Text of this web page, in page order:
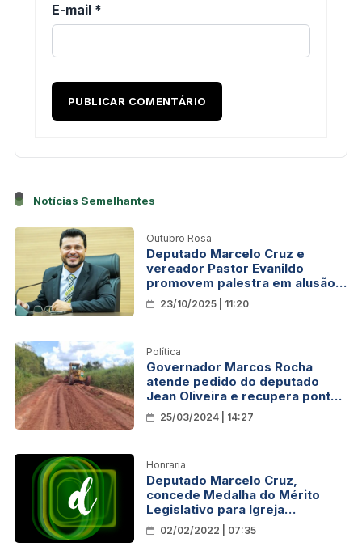
E-mail *
Notícias Semelhantes
Outubro Rosa
Deputado Marcelo Cruz e
vereador Pastor Evanildo
promovem palestra em alusão
ao Outubro Rosa
23/10/2025 | 11:20
Política
Governador Marcos Rocha
atende pedido do deputado
Jean Oliveira e recupera pontos
críticos da Linha 208 na região
da Zona da Mata
25/03/2024 | 14:27
Honraria
Deputado Marcelo Cruz,
concede Medalha do Mérito
Legislativo para Igreja
Assembleia de Deus e Pastores
02/02/2022 | 07:35